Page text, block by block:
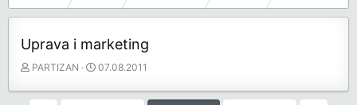
Uprava i marketing
З
ч
PARTIZAN
Д
т
07.08.2011